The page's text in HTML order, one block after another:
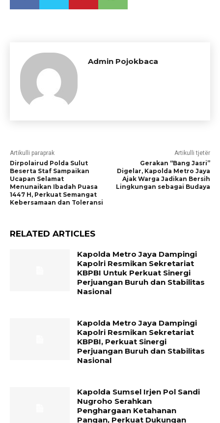
Admin Pojokbaca
Artikulli paraprak
Dirpolairud Polda Sulut
Beserta Staf Sampaikan
Ucapan Selamat
Menunaikan Ibadah Puasa
1447 H, Perkuat Semangat
Kebersamaan dan Toleransi
Artikulli tjetër
Gerakan “Bang Jasri”
Digelar, Kapolda Metro Jaya
Ajak Warga Jadikan Bersih
Lingkungan sebagai Budaya
RELATED ARTICLES
Kapolda Metro Jaya Dampingi
Kapolri Resmikan Sekretariat
KBPBI Untuk Perkuat Sinergi
Perjuangan Buruh dan Stabilitas
Nasional
Kapolda Metro Jaya Dampingi
Kapolri Resmikan Sekretariat
KBPBI, Perkuat Sinergi
Perjuangan Buruh dan Stabilitas
Nasional
Kapolda Sumsel Irjen Pol Sandi
Nugroho Serahkan
Penghargaan Ketahanan
Pangan, Perkuat Dukungan